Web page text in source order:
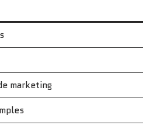
marketing